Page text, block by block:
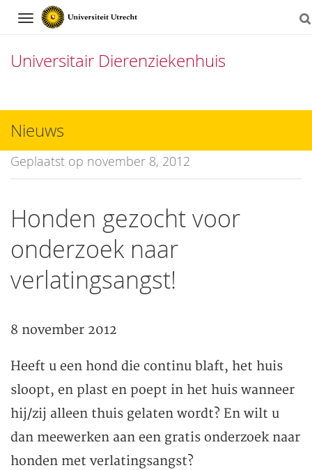
Navigation
Universitair Dierenziekenhuis
naar
inhoud
Nieuws
Geplaatst op november 8, 2012
Honden gezocht voor
onderzoek naar
verlatingsangst!
8 november 2012
Heeft u een hond die continu blaft, het huis
sloopt, en plast en poept in het huis wanneer
hij/zij alleen thuis gelaten wordt? En wilt u
dan meewerken aan een gratis onderzoek naar
honden met verlatingsangst?